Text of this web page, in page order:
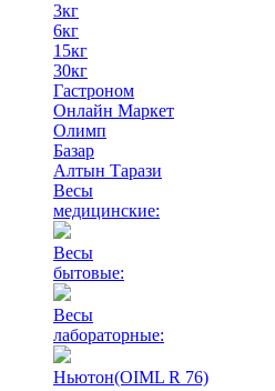
3кг
6кг
15кг
30кг
Гастроном
Онлайн Маркет
Олимп
Базар
Алтын Тарази
Весы
медицинские:
Весы
бытовые:
Весы
лабораторные:
Ньютон(OIML R 76)